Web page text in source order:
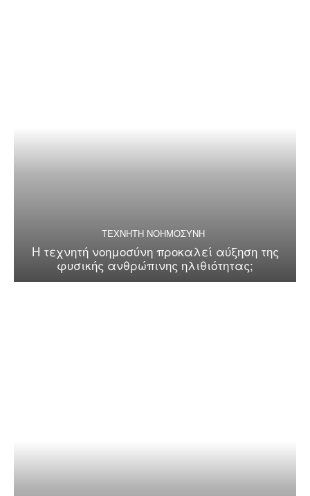
ΤΕΧΝΗΤΗ ΝΟΗΜΟΣΥΝΗ
Η τεχνητή νοημοσύνη προκαλεί αύξηση της
φυσικής ανθρώπινης ηλιθιότητας;